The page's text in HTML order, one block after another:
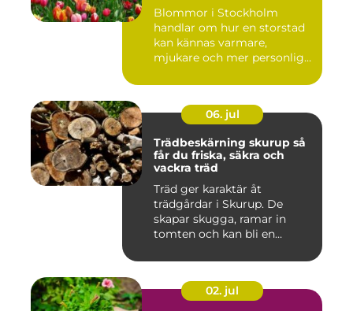
Blommor i Stockholm
handlar om hur en storstad
kan kännas varmare,
mjukare och mer personlig
06. jul
Trädbeskärning skurup så
får du friska, säkra och
vackra träd
Träd ger karaktär åt
trädgårdar i Skurup. De
skapar skugga, ramar in
tomten och kan bli en
02. jul